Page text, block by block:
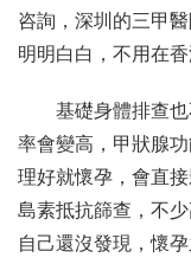
咨詢，深圳的三甲
明明白白，不用在香
基礎身體排查
率會變高，甲狀腺
理好就懷孕，會直
島素抵抗篩查，不
自己還沒發現，懷